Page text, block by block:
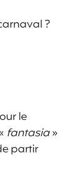
?
le
fantasia»
partir